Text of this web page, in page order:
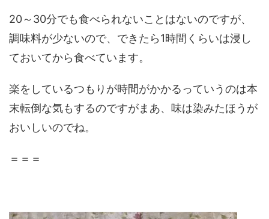
20～30分でも食べられないことはないのですが、
調味料が少ないので、できたら1時間くらいは浸し
ておいてから食べています。
楽をしているつもりが時間がかかるっていうのは本
末転倒な気もするのですがまあ、味は染みたほうが
おいしいのでね。
＝＝＝